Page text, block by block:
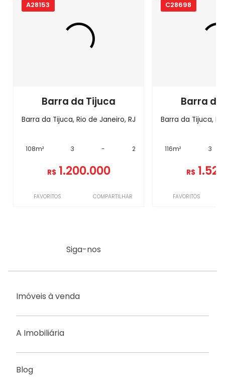
A28153
Barra da Tijuca
Barra da Tijuca, Rio de Janeiro, RJ
108m² 3 - 2
R$ 1.200.000
FAVORITOS COMPARTILHAR
C28698
Barra
Barra da Tijuca,
116m² 3
R$
FAVORITOS
Siga-nos
Imóveis à venda
A Imobiliária
Blog